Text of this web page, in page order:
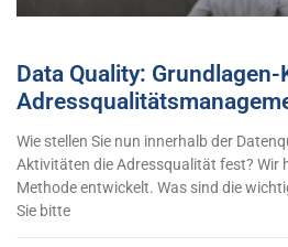
Data Quality:
Wie stellen Sie nun innerhalb der
Aktivitäten die Adressqualität fest? Wir
Methode entwickelt. Was sind die
Sie bitte